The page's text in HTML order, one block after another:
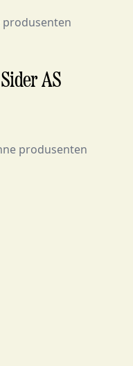
AS
produsenten